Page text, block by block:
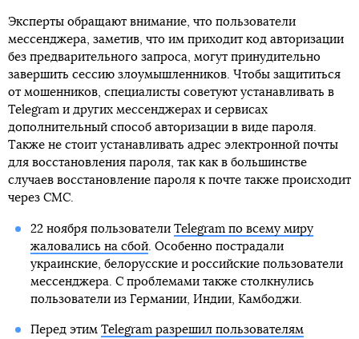
Эксперты обращают внимание, что пользователи
мессенджера, заметив, что им приходит код авторизации
без предварительного запроса, могут принудительно
завершить сессию злоумышленников. Чтобы защититься
от мошенников, специалисты советуют устанавливать в
Telegram и других мессенджерах и сервисах
дополнительный способ авторизации в виде пароля.
Также не стоит устанавливать адрес электронной почты
для восстановления пароля, так как в большинстве
случаев восстановление пароля к почте также происходит
через СМС.
22 ноября пользователи Telegram по всему миру
жаловались на сбой. Особенно пострадали
украинские, белорусские и российские пользователи
мессенджера. С проблемами также столкнулись
пользователи из Германии, Индии, Камбоджи.
Перед этим Telegram разрешил пользователям